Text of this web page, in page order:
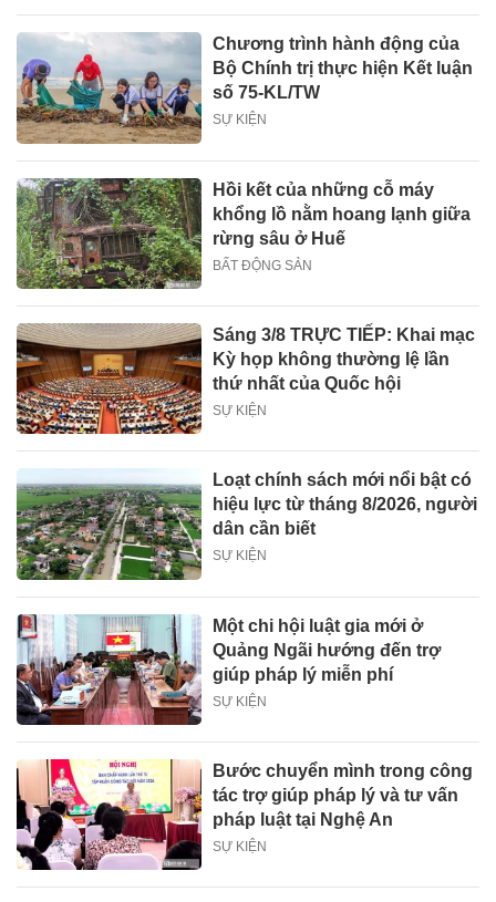
Chương trình hành động của
Bộ Chính trị thực hiện Kết luận
số 75-KL/TW
SỰ KIỆN
Hồi kết của những cỗ máy
khổng lồ nằm hoang lạnh giữa
rừng sâu ở Huế
BẤT ĐỘNG SẢN
Sáng 3/8 TRỰC TIẾP: Khai mạc
Kỳ họp không thường lệ lần
thứ nhất của Quốc hội
SỰ KIỆN
Loạt chính sách mới nổi bật có
hiệu lực từ tháng 8/2026, người
dân cần biết
SỰ KIỆN
Một chi hội luật gia mới ở
Quảng Ngãi hướng đến trợ
giúp pháp lý miễn phí
SỰ KIỆN
Bước chuyển mình trong công
tác trợ giúp pháp lý và tư vấn
pháp luật tại Nghệ An
SỰ KIỆN